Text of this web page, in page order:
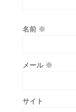
名前 ※
メール ※
サイト